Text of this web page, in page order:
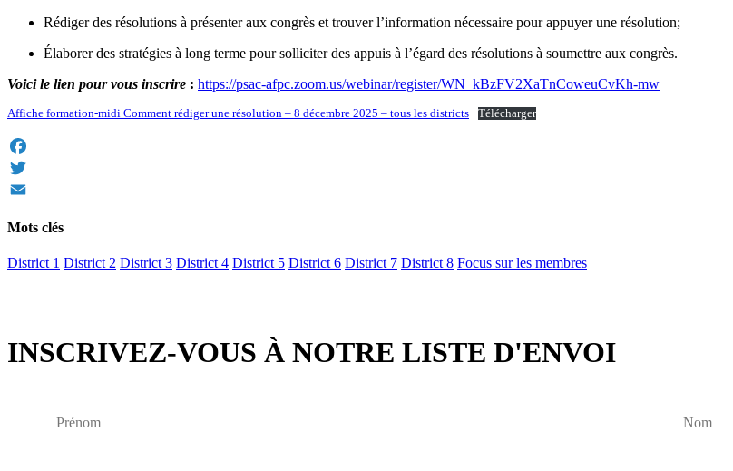
Rédiger des résolutions à présenter aux congrès et trouver l’information nécessaire pour appuyer une résolution;
Élaborer des stratégies à long terme pour solliciter des appuis à l’égard des résolutions à soumettre aux congrès.
Voici le lien pour vous inscrire : https://psac-afpc.zoom.us/webinar/register/WN_kBzFV2XaTnCoweuCvKh-mw
Affiche formation-midi Comment rédiger une résolution – 8 décembre 2025 – tous les districts Télécharger
Facebook
Twitter
Mots clés
District 1 District 2 District 3 District 4 District 5 District 6 District 7 District 8 Focus sur les membres
INSCRIVEZ-VOUS À NOTRE LISTE D'ENVOI